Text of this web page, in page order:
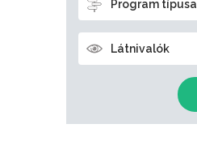
Program típusa
Látnivalók